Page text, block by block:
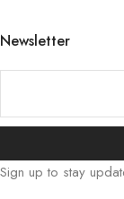
Newsletter
Sign up to stay